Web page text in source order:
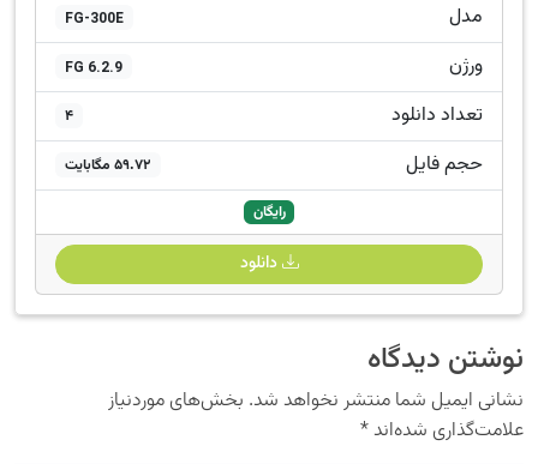
مدل FG-300E
ورژن FG 6.2.9
تعداد دانلود 4
حجم فایل 59.72 مگابایت
رایگان
دانلود
نوشتن دیدگاه
نشانی ایمیل شما منتشر نخواهد شد. بخش‌های موردنیاز
علامت‌گذاری شده‌اند*